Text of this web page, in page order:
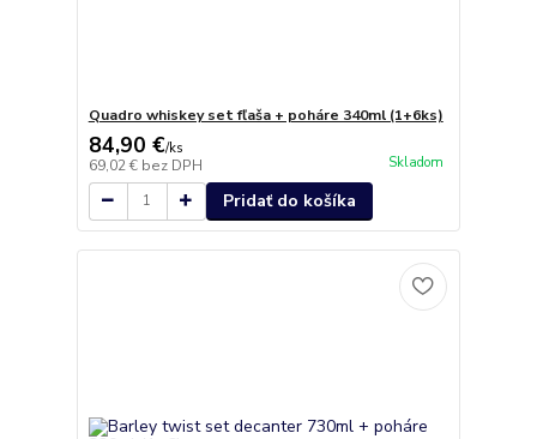
Quadro whiskey set fľaša + poháre 340ml (1+6ks)
84,90 €/ks
69,02 € bez DPH Skladom
Pridať do košíka